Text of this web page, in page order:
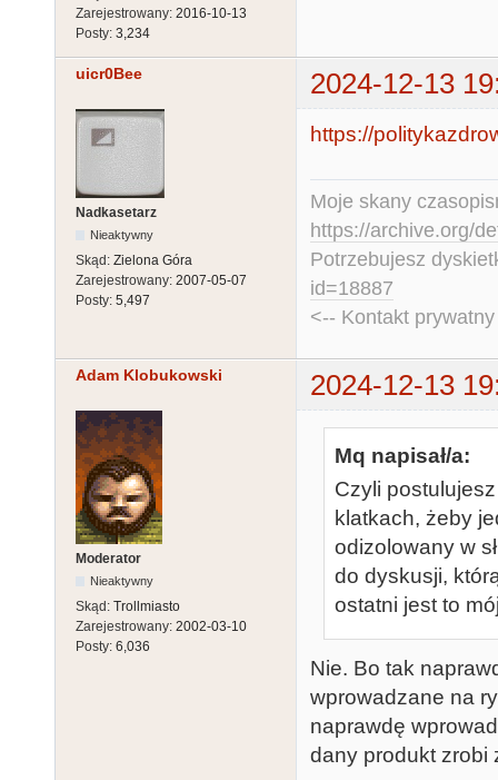
Zarejestrowany: 2016-10-13
Posty: 3,234
uicr0Bee 2024-12-13
Nadkasetarz
Nieaktywny
Skąd: Zielona Góra
Zarejestrowany: 2007-05-07
Posty: 5,497
https://
Moje skany
https://archive.org/
Potrzebujesz
id=18887
<-- Kontakt
Adam Klobukowski 2024-12-13
Moderator
Nieaktywny
Skąd: Trollmiasto
Zarejestrowany: 2002-03-10
Posty: 6,036
Mq napisał/a:
Czyli
klatkach, żeby
odizolowany w
do dyskusji,
ostatni jest to
Nie. Bo tak
wprowadzane na
naprawdę
dany produkt zrobi